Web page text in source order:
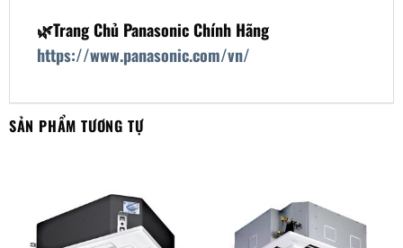
🌿Trang Chủ Panasonic Chính Hãng
https://www.panasonic.com/vn/
SẢN PHẨM TƯƠNG TỰ